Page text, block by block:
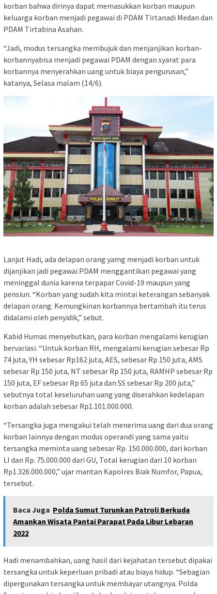
korban bahwa dirinya dapat memasukkan korban maupun
keluarga korban menjadi pegawai di PDAM Tirtanadi Medan dan
PDAM Tirtabina Asahan.
“Jadi, modus tersangka membujuk dan menjanjikan korban-
korbannyabisa menjadi pegawai PDAM dengan syarat para
korbannya menyerahkan uang untuk biaya pengurusan,”
katanya, Selasa malam (14/6).
Lanjut Hadi, ada delapan orang yamg menjadi korban untuk
dijanjikan jadi pegawai PDAM menggantikan pegawai yang
meninggal dunia karena terpapar Covid-19 maupun yang
pensiun. “Korban yang sudah kita mintai keterangan sebanyak
delapan orang. Kemungkinan korbannya bertambah itu terus
didalami oleh penyidik,” sebut.
Kabid Humas menyebutkan, para korban mengalami kerugian
bervariasi. “Untuk korban RH, mengalami kerugian sebesar Rp
74 juta, YH sebesar Rp162 juta, AES, sebesar Rp 150 juta, AMS
sebesar Rp 150 juta, NT sebesar Rp 150 juta, RAMHP sebesar Rp
150 juta, EF sebesar Rp 65 juta dan SS sebesar Rp 200 juta,”
sebutnya total keseluruhan uang yang diserahkan kedelapan
korban adalah sebesar Rp1.101.000.000.
“Tersangka juga mengakui telah menerima uang dari dua orang
korban lainnya dengan modus operandi yang sama yaitu
tersangka meminta uang sebesar Rp. 150.000.000, dari korban
LI dan Rp. 75.000.000 dari GU, Total kerugian dari 10 korban
Rp1.326.000.000,” ujar mantan Kapolres Biak Numfor, Papua,
tersebut.
Baca Juga Polda Sumut Turunkan Patroli Berkuda
Amankan Wisata Pantai Parapat Pada Libur Lebaran
2022
Hadi menambahkan, uang hasil dari kejahatan tersebut dipakai
tersangka untuk keperluan pribadi atau biaya hidup. “Sebagian
dipergunakan tersangka untuk membayar utangnya. Polda